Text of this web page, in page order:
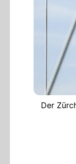
Der